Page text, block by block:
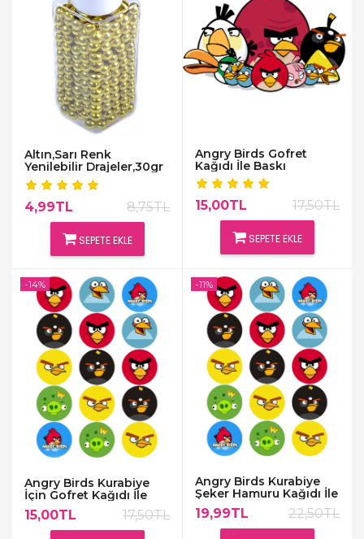
Altın,Sarı Renk
Yenilebilir Drajeler,30gr
4,99TL 8,75TL
SEPETE EKLE
Angry Birds Gofret
Kağıdı İle Baskı
15,00TL 17,50TL
SEPETE EKLE
Angry Birds Kurabiye
İçin Gofret Kağıdı İle
Baskı
15,00TL 17,50TL
-14%
Angry Birds Kurabiye
Şeker Hamuru Kağıdı İle
Baskı
19,99TL 22,50TL
-11%